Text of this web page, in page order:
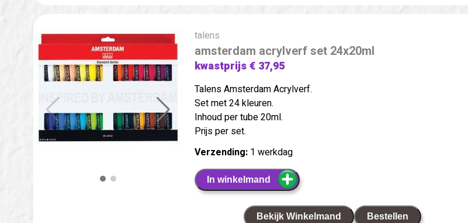
talens
amsterdam acrylverf set 24x20ml
kwastprijs € 37,95
Talens Amsterdam Acrylverf.
Set met 24 kleuren.
Inhoud per tube 20ml.
Prijs per set.
Verzending: 1 werkdag
In winkelmand
Bekijk Winkelmand Bestellen